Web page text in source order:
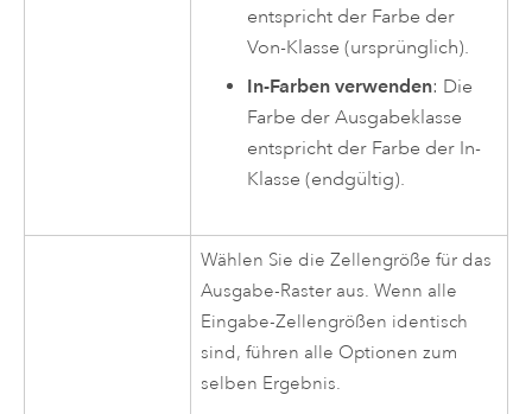
entspricht der Farbe der
Von-Klasse (ursprünglich).
In-Farben verwenden: Die
Farbe der Ausgabeklasse
entspricht der Farbe der In-
Klasse (endgültig).
Wählen Sie die Zellengröße für das
Ausgabe-Raster aus. Wenn alle
Eingabe-Zellengrößen identisch
sind, führen alle Optionen zum
selben Ergebnis.